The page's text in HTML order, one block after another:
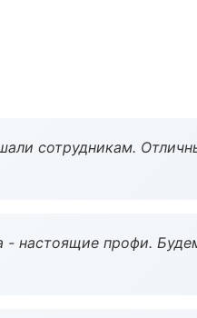
сотрудникам.
настоящие профи.